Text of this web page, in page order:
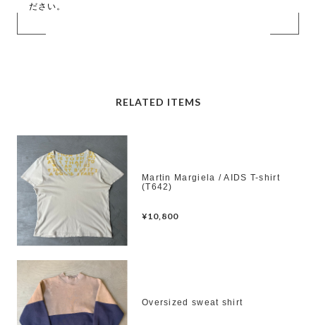
ださい。
RELATED ITEMS
Martin Margiela / AIDS T-shirt
(T642)
¥10,800
Oversized sweat shirt